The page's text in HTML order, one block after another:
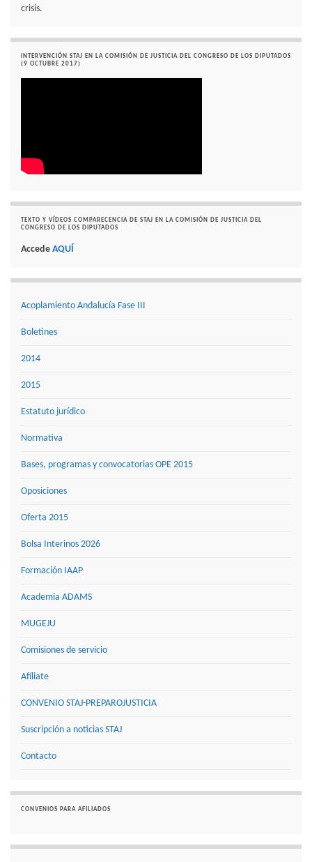
crisis.
INTERVENCIÓN STAJ EN LA COMISIÓN DE JUSTICIA DEL CONGRESO DE LOS DIPUTADOS
(9 OCTUBRE 2017)
TEXTO Y VÍDEOS COMPARECENCIA DE STAJ EN LA COMISIÓN DE JUSTICIA DEL
CONGRESO DE LOS DIPUTADOS
Accede AQUÍ
Acoplamiento Andalucía Fase III
Boletines
2014
2015
Estatuto jurídico
Normativa
Bases, programas y convocatorias OPE 2015
Oposiciones
Oferta 2015
Bolsa Interinos 2026
Formación IAAP
Academia ADAMS
MUGEJU
Comisiones de servicio
Afíliate
CONVENIO STAJ-PREPAROJUSTICIA
Suscripción a noticias STAJ
Contacto
CONVENIOS PARA AFILIADOS